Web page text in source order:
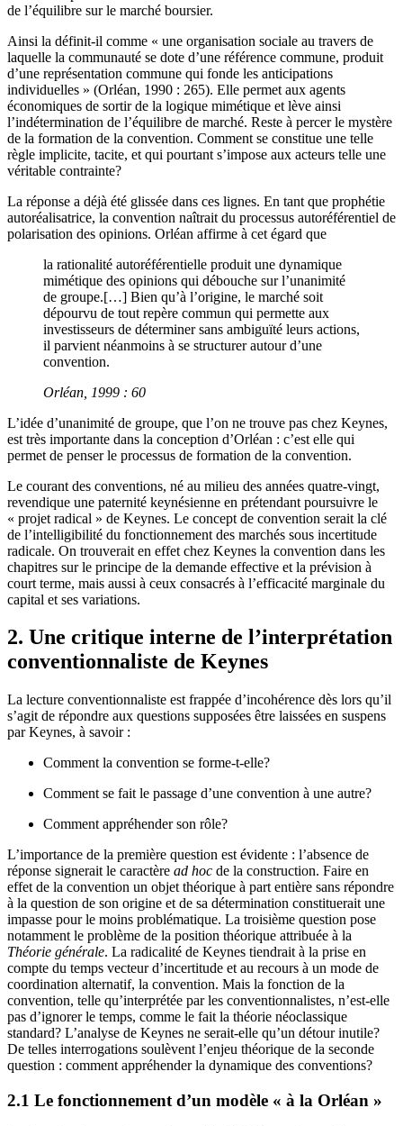
de l’équilibre sur le marché boursier.
Ainsi la définit-il comme « une organisation sociale au travers de
laquelle la communauté se dote d’une référence commune, produit
d’une représentation commune qui fonde les anticipations
individuelles » (Orléan, 1990 : 265). Elle permet aux agents
économiques de sortir de la logique mimétique et lève ainsi
l’indétermination de l’équilibre de marché. Reste à percer le mystère
de la formation de la convention. Comment se constitue une telle
règle implicite, tacite, et qui pourtant s’impose aux acteurs telle une
véritable contrainte?
La réponse a déjà été glissée dans ces lignes. En tant que prophétie
autoréalisatrice, la convention naîtrait du processus autoréférentiel de
polarisation des opinions. Orléan affirme à cet égard que
la rationalité autoréférentielle produit une dynamique
mimétique des opinions qui débouche sur l’unanimité
de groupe.[…] Bien qu’à l’origine, le marché soit
dépourvu de tout repère commun qui permette aux
investisseurs de déterminer sans ambiguïté leurs actions,
il parvient néanmoins à se structurer autour d’une
convention.
Orléan, 1999 : 60
L’idée d’unanimité de groupe, que l’on ne trouve pas chez Keynes,
est très importante dans la conception d’Orléan : c’est elle qui
permet de penser le processus de formation de la convention.
Le courant des conventions, né au milieu des années quatre-vingt,
revendique une paternité keynésienne en prétendant poursuivre le
« projet radical » de Keynes. Le concept de convention serait la clé
de l’intelligibilité du fonctionnement des marchés sous incertitude
radicale. On trouverait en effet chez Keynes la convention dans les
chapitres sur le principe de la demande effective et la prévision à
court terme, mais aussi à ceux consacrés à l’efficacité marginale du
capital et ses variations.
2. Une critique interne de l’interprétation
conventionnaliste de Keynes
La lecture conventionnaliste est frappée d’incohérence dès lors qu’il
s’agit de répondre aux questions supposées être laissées en suspens
par Keynes, à savoir :
Comment la convention se forme-t-elle?
Comment se fait le passage d’une convention à une autre?
Comment appréhender son rôle?
L’importance de la première question est évidente : l’absence de
réponse signerait le caractère ad hoc de la construction. Faire en
effet de la convention un objet théorique à part entière sans répondre
à la question de son origine et de sa détermination constituerait une
impasse pour le moins problématique. La troisième question pose
notamment le problème de la position théorique attribuée à la
Théorie générale. La radicalité de Keynes tiendrait à la prise en
compte du temps vecteur d’incertitude et au recours à un mode de
coordination alternatif, la convention. Mais la fonction de la
convention, telle qu’interprétée par les conventionnalistes, n’est-elle
pas d’ignorer le temps, comme le fait la théorie néoclassique
standard? L’analyse de Keynes ne serait-elle qu’un détour inutile?
De telles interrogations soulèvent l’enjeu théorique de la seconde
question : comment appréhender la dynamique des conventions?
2.1 Le fonctionnement d’un modèle « à la Orléan »